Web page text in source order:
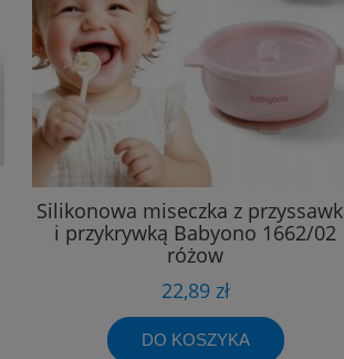
Silikonowa miseczka z
i przykrywką Babyono 1662/02
różow
22,89 zł
DO KOSZYKA